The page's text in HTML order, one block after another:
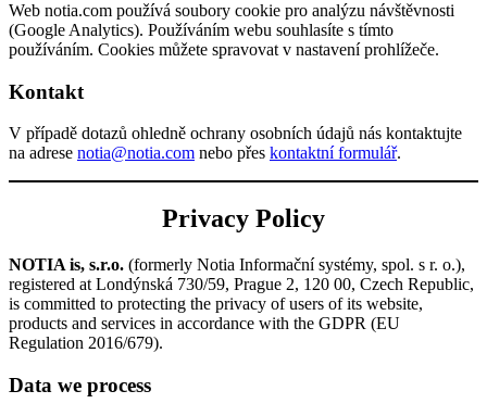
Web notia.com používá soubory cookie pro analýzu návštěvnosti
(Google Analytics). Používáním webu souhlasíte s tímto
používáním. Cookies můžete spravovat v nastavení prohlížeče.
Kontakt
V případě dotazů ohledně ochrany osobních údajů nás kontaktujte
na adrese notia@notia.com nebo přes kontaktní formulář.
Privacy Policy
NOTIA is, s.r.o. (formerly Notia Informační systémy, spol. s r. o.),
registered at Londýnská 730/59, Prague 2, 120 00, Czech Republic,
is committed to protecting the privacy of users of its website,
products and services in accordance with the GDPR (EU
Regulation 2016/679).
Data we process